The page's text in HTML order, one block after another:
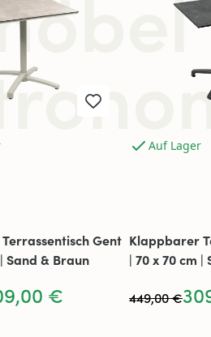
Gent
Sand & Braun
€
Auf Lager
Klappbarer
| 70 x 70 cm |
449,00 €